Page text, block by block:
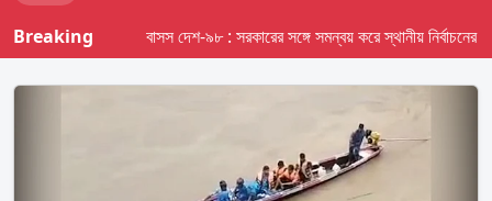
Breaking বাসস দেশ-৯৮ : সরকারের সঙ্গে সমন্বয় করে স্থানীয় নির্বাচনের